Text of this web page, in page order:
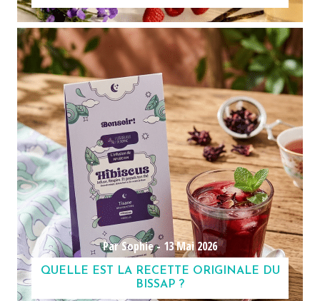
Par Sophie -13 Mai 2026
QUELLE EST LA RECETTE ORIGINALE DU
BISSAP ?